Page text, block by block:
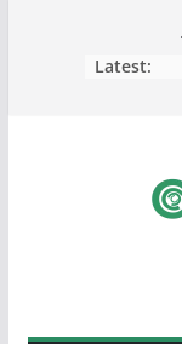
Latest: